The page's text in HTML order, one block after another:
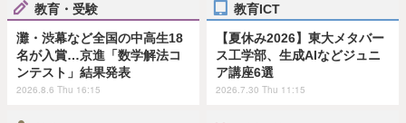
教育・受験
灘・渋幕など全国の中高生18
名が入賞…京進「数学解法コ
ンテスト」結果発表
2026.8.6 Thu 16:15
教育ICT
【夏休み2026】東大メタバー
ス工学部、生成AIなどジュニ
ア講座6選
2026.7.30 Thu 11:15